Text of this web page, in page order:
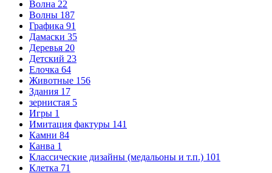
Волна 22
Волны 187
Графика 91
Дамаски 35
Деревья 20
Детский 23
Елочка 64
Животные 156
Здания 17
зернистая 5
Игры 1
Имитация фактуры 141
Камни 84
Канва 1
Классические дизайны (медальоны и т.п.) 101
Клетка 71